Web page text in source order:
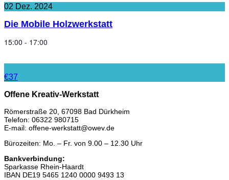
02 Dez. 2024
Die Mobile Holzwerkstatt
15:00 - 17:00
€37
Offene Kreativ-Werkstatt
Römerstraße 20, 67098 Bad Dürkheim
Telefon: 06322 980715
E-mail: offene-werkstatt@owev.de
Bürozeiten: Mo. – Fr. von 9.00 – 12.30 Uhr
Bankverbindung:
Sparkasse Rhein-Haardt
IBAN DE19 5465 1240 0000 9493 13